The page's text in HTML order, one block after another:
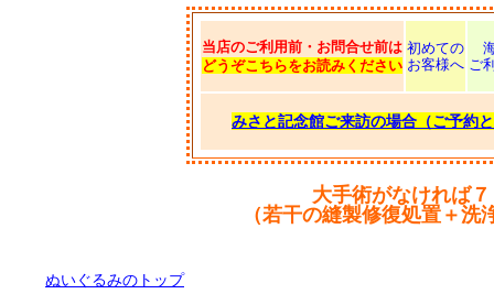
当店のご利用前・お問合せ前は
どうぞこちらをお読みください
初めての
お客様へ ご
みさと記念館ご来訪の場合（ご予約
大手術がなければ
（若干の縫製修復処置＋
ぬいぐるみのトップ